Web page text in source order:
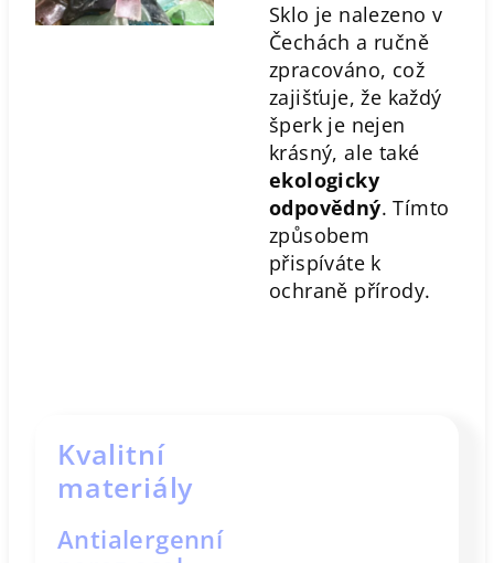
Sklo je nalezeno v
Čechách a ručně
zpracováno, což
zajišťuje, že každý
šperk je nejen
krásný, ale také
ekologicky
odpovědný. Tímto
způsobem
přispíváte k
ochraně přírody.
Kvalitní
materiály
Antialergenní